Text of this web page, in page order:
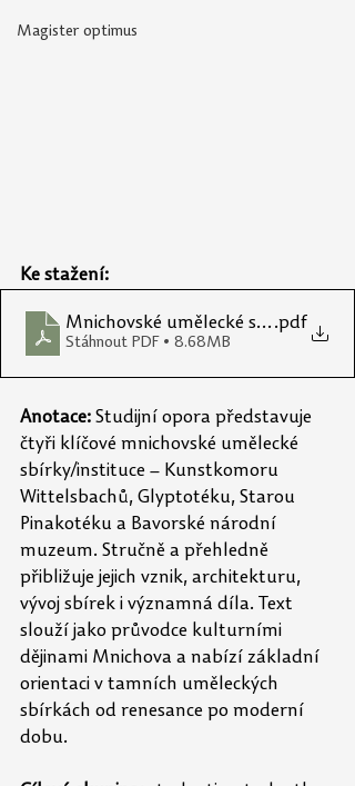
Magister optimus
Ke stažení:
Mnichovské umělecké sbírky
.pdf
Stáhnout PDF • 8.68MB
Anotace: Studijní opora představuje
čtyři klíčové mnichovské umělecké
sbírky/instituce – Kunstkomoru
Wittelsbachů, Glyptotéku, Starou
Pinakotéku a Bavorské národní
muzeum. Stručně a přehledně
přibližuje jejich vznik, architekturu,
vývoj sbírek i významná díla. Text
slouží jako průvodce kulturními
dějinami Mnichova a nabízí základní
orientaci v tamních uměleckých
sbírkách od renesance po moderní
dobu.